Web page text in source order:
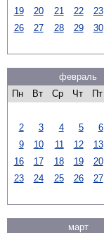
19
20 21 22 23
26
27 28 29 30
февраль
Пн
Вт Ср Чт Пт
2
3 4 5 6
9
10 11 12 13
16
17 18 19 20
23
24 25 26 27
март